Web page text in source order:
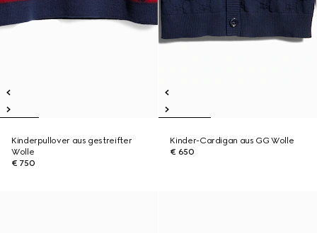
Kinderpullover aus gestreifter
Wolle
€ 750
Kinder-Cardigan aus GG Wolle
€ 650